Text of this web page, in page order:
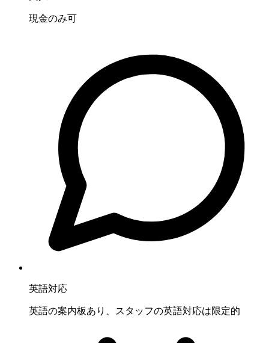
現金のみ可
英語対応
英語の案内板あり、スタッフの英語対応は限定的